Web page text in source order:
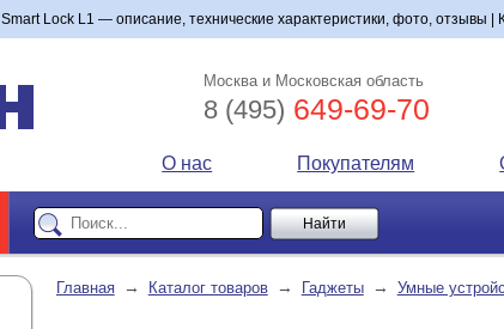
Smart Lock L1 — описание, технические характеристики, фото, отзывы |
Москва и Московская область
8 (495) 649-69-70
О нас Покупателям
Главная → Каталог товаров → Гаджеты → Умные